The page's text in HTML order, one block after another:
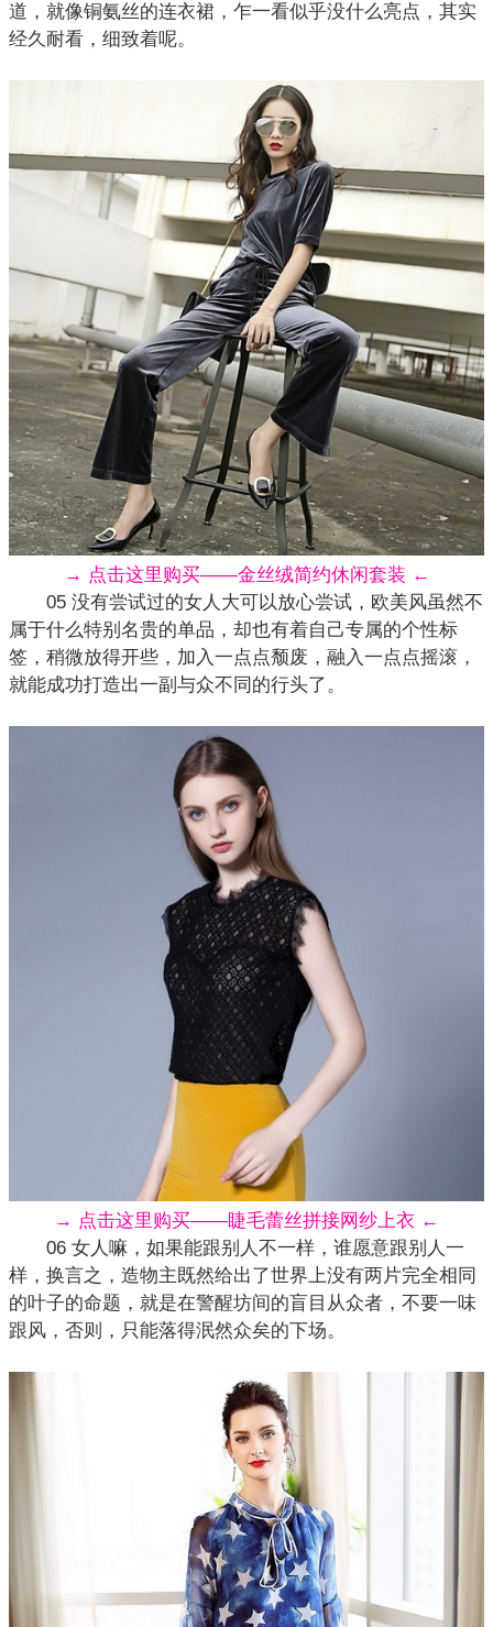
道，就像铜氨丝的连衣裙，乍一看似乎没什么亮点，其实
经久耐看，细致着呢。
→ 点击这里购买——金丝绒简约休闲套装 ←
05 没有尝试过的女人大可以放心尝试，欧美风虽然不
属于什么特别名贵的单品，却也有着自己专属的个性标
签，稍微放得开些，加入一点点颓废，融入一点点摇滚，
就能成功打造出一副与众不同的行头了。
→ 点击这里购买——睫毛蕾丝拼接网纱上衣 ←
06 女人嘛，如果能跟别人不一样，谁愿意跟别人一
样，换言之，造物主既然给出了世界上没有两片完全相同
的叶子的命题，就是在警醒坊间的盲目从众者，不要一味
跟风，否则，只能落得泯然众矣的下场。